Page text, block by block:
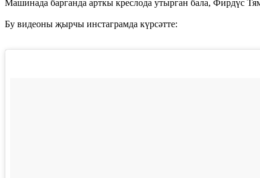
Машинада барганда арткы креслода утырган бала, Фирдүс
Бу видеоны җырчы инстаграмда күрсәтте: